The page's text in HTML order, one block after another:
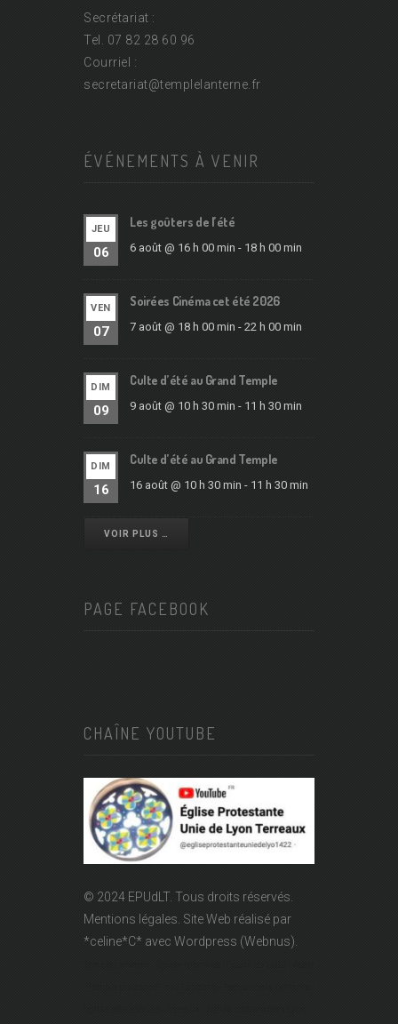
Secrétariat :
Tel. 07 82 28 60 96
Courriel :
secretariat@templelanterne.fr
ÉVÉNEMENTS À VENIR
JEU
06
Les goûters de l’été
6 août @ 16 h 00 min - 18 h 00 min
VEN
07
Soirées Cinéma cet été 2026
7 août @ 18 h 00 min - 22 h 00 min
DIM
09
Culte d’été au Grand Temple
9 août @ 10 h 30 min - 11 h 30 min
DIM
16
Culte d’été au Grand Temple
16 août @ 10 h 30 min - 11 h 30 min
VOIR PLUS …
PAGE FACEBOOK
CHAÎNE YOUTUBE
© 2024 EPUdLT. Tous droits réservés.
Mentions légales. Site Web réalisé par
*celine*C* avec Wordpress (Webnus).